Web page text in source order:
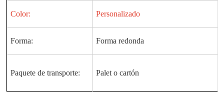
Color: Personalizado
Forma: Forma redonda
Paquete de transporte: Palet o cartón